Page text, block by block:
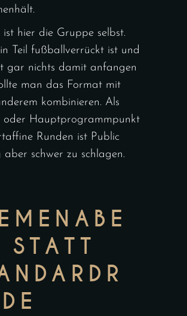
ist hier die Gruppe selbst.
Teil fußballverrückt ist und
gar nichts damit anfangen
man das Format mit
kombinieren. Als
oder Hauptprogrammpunkt
Runden ist Public
aber schwer zu schlagen.
STATT